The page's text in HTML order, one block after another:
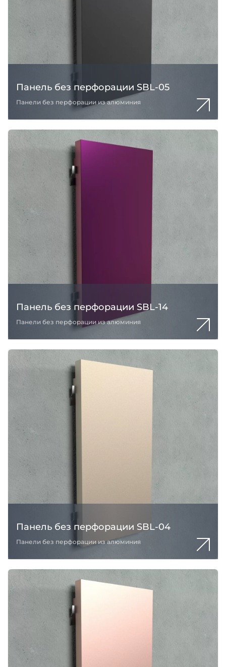
Панель без перфорации SBL-05
Панели без перфорации из алюминия
Панель без перфорации SBL-14
Панели без перфорации из алюминия
Панель без перфорации SBL-04
Панели без перфорации из алюминия